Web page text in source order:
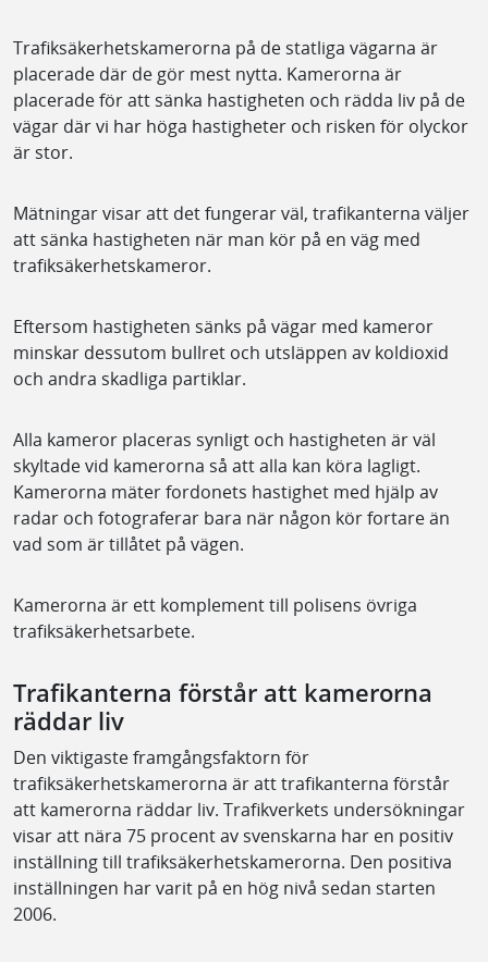
Trafiksäkerhetskamerorna på de statliga vägarna är
placerade där de gör mest nytta. Kamerorna är
placerade för att sänka hastigheten och rädda liv på de
vägar där vi har höga hastigheter och risken för olyckor
är stor.
Mätningar visar att det fungerar väl, trafikanterna väljer
att sänka hastigheten när man kör på en väg med
trafiksäkerhetskameror.
Eftersom hastigheten sänks på vägar med kameror
minskar dessutom bullret och utsläppen av koldioxid
och andra skadliga partiklar.
Alla kameror placeras synligt och hastigheten är väl
skyltade vid kamerorna så att alla kan köra lagligt.
Kamerorna mäter fordonets hastighet med hjälp av
radar och fotograferar bara när någon kör fortare än
vad som är tillåtet på vägen.
Kamerorna är ett komplement till polisens övriga
trafiksäkerhetsarbete.
Trafikanterna förstår att kamerorna
räddar liv
Den viktigaste framgångsfaktorn för
trafiksäkerhetskamerorna är att trafikanterna förstår
att kamerorna räddar liv. Trafikverkets undersökningar
visar att nära 75 procent av svenskarna har en positiv
inställning till trafiksäkerhetskamerorna. Den positiva
inställningen har varit på en hög nivå sedan starten
2006.